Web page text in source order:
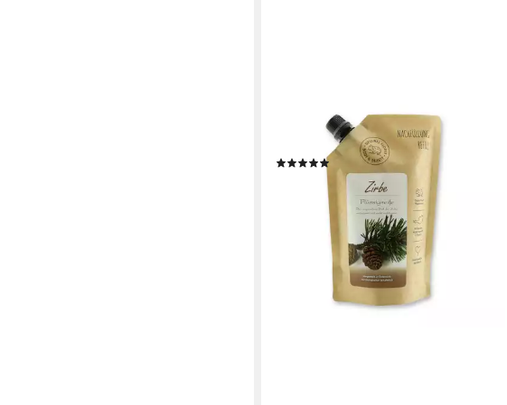
Flüssigseife Zirbe, mit Spender Bio
Schafmilch 500 ml
(25,80 €/ 1 l)
lieferbar - in 3-4 Werktagen bei dir